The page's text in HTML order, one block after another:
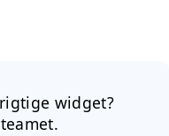
widget?